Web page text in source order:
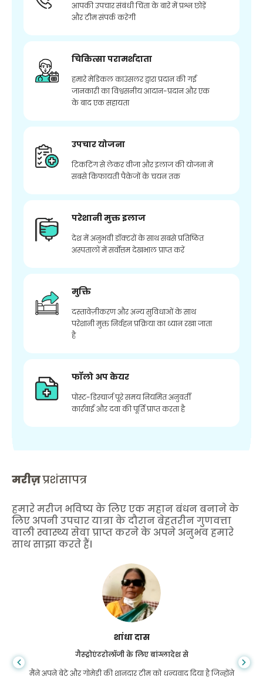
आपकी उपचार संबंधी चिंता के बारे में प्रश्न छोड़ें
और टीम संपर्क करेगी
चिकित्सा परामर्शदाता
हमारे मेडिकल काउंसलर द्वारा प्रदान की गई
जानकारी का विश्वसनीय आदान-प्रदान और एक
के बाद एक सहायता
उपचार योजना
टिकटिंग से लेकर वीजा और इलाज की योजना में
सबसे किफायती पैकेजों के चयन तक
परेशानी मुक्त इलाज
देश में अनुभवी डॉक्टरों के साथ सबसे प्रतिष्ठित
अस्पतालों में सर्वोत्तम देखभाल प्राप्त करें
मुक्ति
दस्तावेज़ीकरण और अन्य सुविधाओं के साथ
परेशानी मुक्त निर्वहन प्रक्रिया का ध्यान रखा जाता
है
फॉलो अप केयर
पोस्ट-डिस्चार्ज पूरे समय नियमित अनुवर्ती
कार्रवाई और दवा की पूर्ति प्राप्त करता है
मरीज़प्रशंसापत्र
हमारे मरीज भविष्य के लिए एक महान बंधन बनाने के
लिए अपनी उपचार यात्रा के दौरान बेहतरीन गुणवत्ता
वाली स्वास्थ्य सेवा प्राप्त करने के अपने अनुभव हमारे
साथ साझा करते हैं।
शांधा दास
गैस्ट्रोएंटरोलॉजी के लिए बांग्लादेश से
मैंने अपने बेटे और गोमेडी की शानदार टीम को धन्यवाद दिया है जिन्होंने